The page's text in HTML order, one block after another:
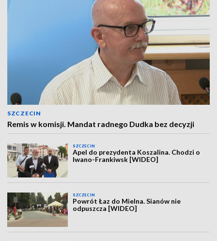
SZCZECIN
Remis w komisji. Mandat radnego Dudka bez decyzji
SZCZECIN
Apel do prezydenta Koszalina. Chodzi o
Iwano-Frankiwsk [WIDEO]
SZCZECIN
Powrót Łaz do Mielna. Sianów nie
odpuszcza [WIDEO]